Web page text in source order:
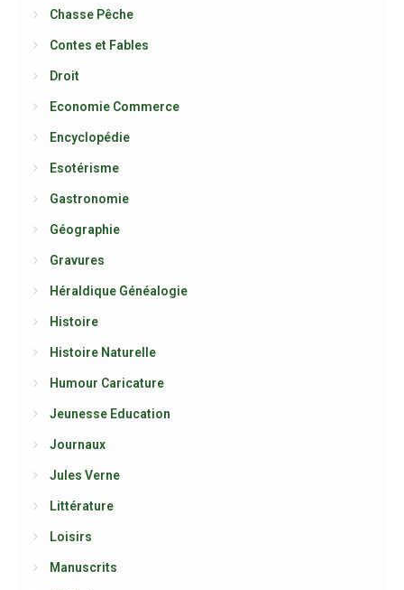
Chasse Pêche
Contes et Fables
Droit
Economie Commerce
Encyclopédie
Esotérisme
Gastronomie
Géographie
Gravures
Héraldique Généalogie
Histoire
Histoire Naturelle
Humour Caricature
Jeunesse Education
Journaux
Jules Verne
Littérature
Loisirs
Manuscrits